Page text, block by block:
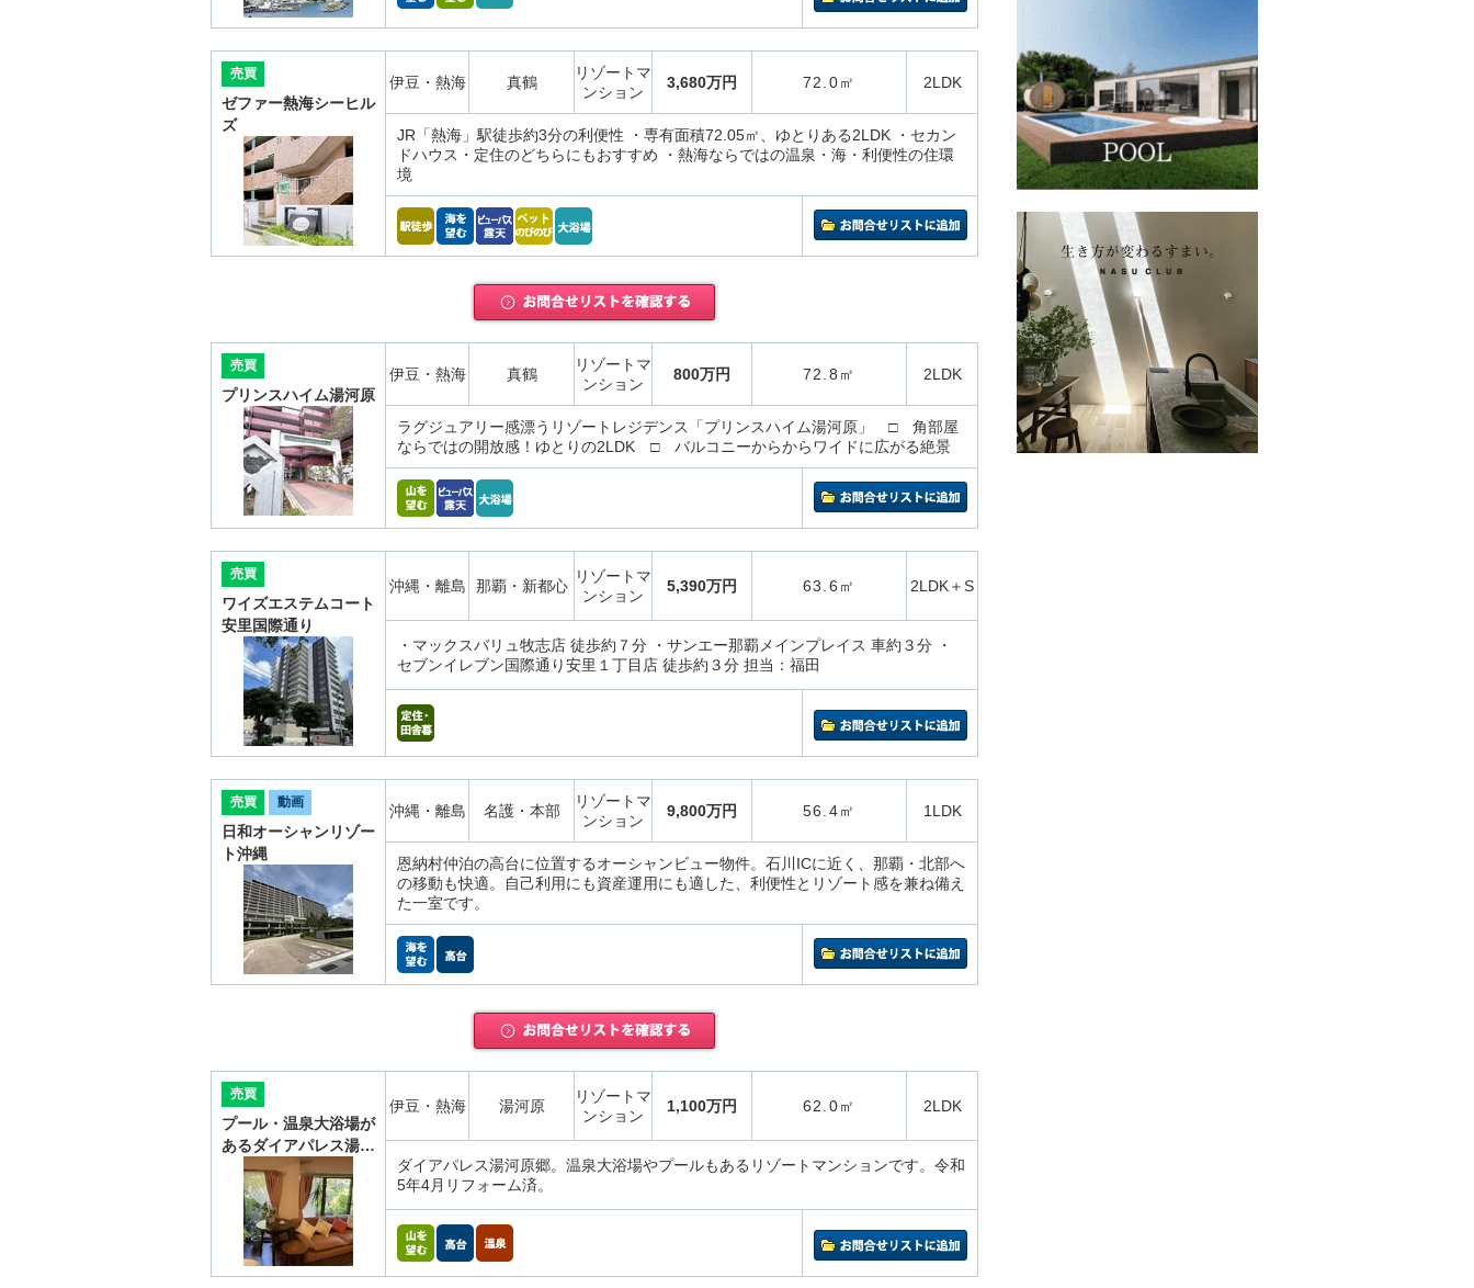
売買
ゼファー熱海シーヒル
ズ
伊豆・熱海 真鶴
リゾートマ
ンション
3,680万円 72.0㎡ 2LDK
JR「熱海」駅徒歩約3分の利便性 ・専有面積72.05㎡、ゆとりある2LDK ・セカン
ドハウス・定住のどちらにもおすすめ ・熱海ならではの温泉・海・利便性の住環
境
売買
プリンスハイム湯河原
伊豆・熱海 真鶴
リゾートマ
ンション
800万円 72.8㎡ 2LDK
ラグジュアリー感漂うリゾートレジデンス「プリンスハイム湯河原」 □ 角部屋
ならではの開放感！ゆとりの2LDK □ バルコニーからからワイドに広がる絶景
売買
ワイズエステムコート
安里国際通り
沖縄・離島 那覇・新都心
リゾートマ
ンション
5,390万円 63.6㎡ 2LDK＋S
・マックスバリュ牧志店 徒歩約７分 ・サンエー那覇メインプレイス 車約３分 ・
セブンイレブン国際通り安里１丁目店 徒歩約３分 担当：福田
売買 動画
日和オーシャンリゾー
ト沖縄
沖縄・離島 名護・本部
リゾートマ
ンション
9,800万円 56.4㎡ 1LDK
恩納村仲泊の高台に位置するオーシャンビュー物件。石川ICに近く、那覇・北部へ
の移動も快適。自己利用にも資産運用にも適した、利便性とリゾート感を兼ね備え
た一室です。
売買
プール・温泉大浴場が
あるダイアパレス湯…
伊豆・熱海 湯河原
リゾートマ
ンション
1,100万円 62.0㎡ 2LDK
ダイアパレス湯河原郷。温泉大浴場やプールもあるリゾートマンションです。令和
5年4月リフォーム済。